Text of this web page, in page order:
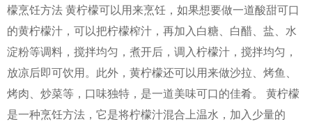
檬烹饪方法 黄柠檬可以用来烹饪，如果想要做一道酸甜可口
的黄柠檬汁，可以把柠檬榨汁，再加入白糖、白醋、盐、水
淀粉等调料，搅拌均匀，煮开后，调入柠檬汁，搅拌均匀，
放凉后即可饮用。此外，黄柠檬还可以用来做沙拉、烤鱼、
烤肉、炒菜等，口味独特，是一道美味可口的佳肴。 黄柠檬
是一种烹饪方法，它是将柠檬汁混合上温水，加入少量的